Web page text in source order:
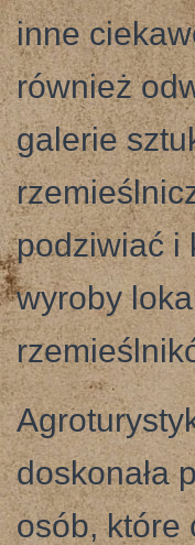
inne
również
galerie
podziwiać i
wyroby
doskonała
osób, które